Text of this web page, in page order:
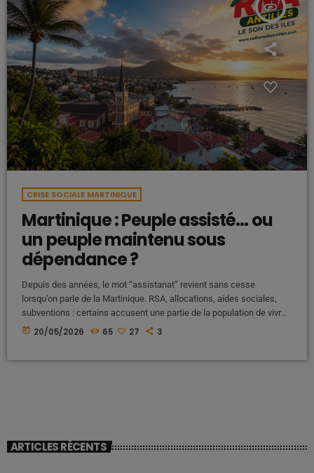
insert_link
CRISE SOCIALE MARTINIQUE
Martinique : Peuple assisté… ou
un peuple maintenu sous
dépendance ?
Depuis des années, le mot “assistanat” revient sans cesse
lorsqu’on parle de la Martinique. RSA, allocations, aides sociales,
subventions : certains accusent une partie de la population de vivre
sous perfusion de l’État français. Pourtant, cette vision simpliste
today 20/05/2026 65 27 3
ARTICLES RÉCENTS